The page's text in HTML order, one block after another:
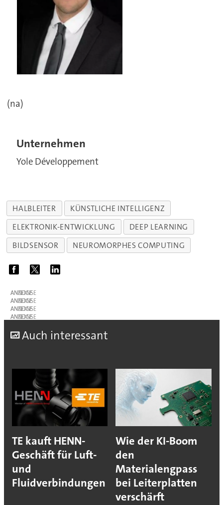
(na)
Unternehmen
Yole Développement
HALBLEITER
KÜNSTLICHE INTELLIGENZ
ELEKTRONIK-ENTWICKLUNG
DEEP LEARNING
BILDSENSOR
NEUROMORPHES COMPUTING
ANZEIGE
ANZEIGE
ANZEIGE
ANZEIGE
Auch interessant
TE kauft HENN-
Geschäft für Luft-
und
Fluidverbindungen
Wie der KI-Boom
den
Materialengpass
bei Leiterplatten
verschärft